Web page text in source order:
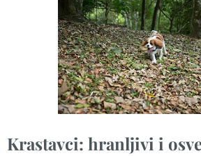
Krastavci: hranljivi i